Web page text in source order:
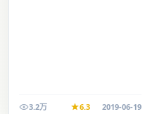
3.2万 6.3 2019-06-19